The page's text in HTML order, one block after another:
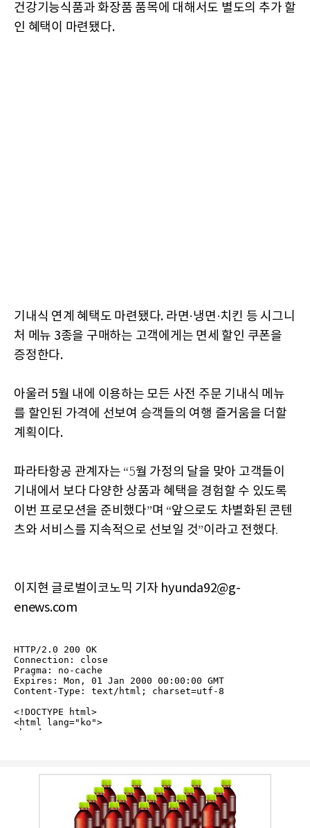
건강기능식품과 화장품 품목에 대해서도 별도의 추가 할
인 혜택이 마련됐다.
기내식 연계 혜택도 마련됐다. 라면·냉면·치킨 등 시그니
처 메뉴 3종을 구매하는 고객에게는 면세 할인 쿠폰을
증정한다.
아울러 5월 내에 이용하는 모든 사전 주문 기내식 메뉴
를 할인된 가격에 선보여 승객들의 여행 즐거움을 더할
계획이다.
파라타항공 관계자는 “5월 가정의 달을 맞아 고객들이
기내에서 보다 다양한 상품과 혜택을 경험할 수 있도록
이번 프로모션을 준비했다”며 “앞으로도 차별화된 콘텐
츠와 서비스를 지속적으로 선보일 것”이라고 전했다.
이지현 글로벌이코노믹 기자 hyunda92@g-
enews.com